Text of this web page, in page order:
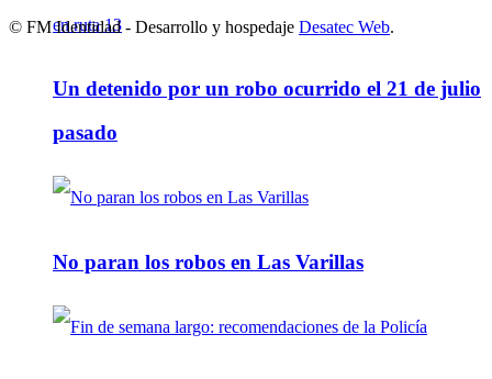
Un detenido por un robo ocurrido el 21 de julio
pasado
No paran los robos en Las Varillas
© FM Identidad - Desarrollo y hospedaje Desatec Web.